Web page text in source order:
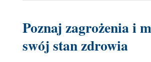
Poznaj zagrożenia i
swój stan zdrowia